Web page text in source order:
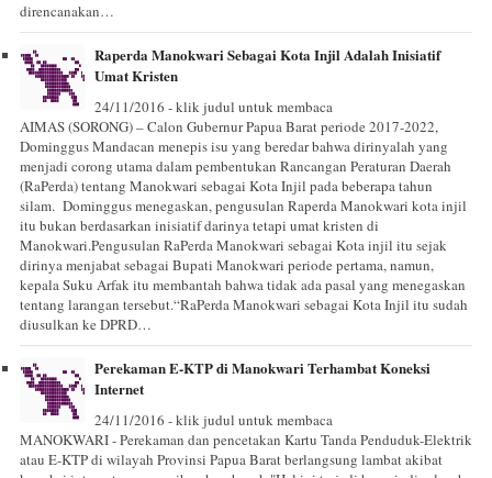
direncanakan…
Raperda Manokwari Sebagai Kota Injil Adalah Inisiatif
Umat Kristen
24/11/2016 - klik judul untuk membaca
AIMAS (SORONG) – Calon Gubernur Papua Barat periode 2017-2022,
Dominggus Mandacan menepis isu yang beredar bahwa dirinyalah yang
menjadi corong utama dalam pembentukan Rancangan Peraturan Daerah
(RaPerda) tentang Manokwari sebagai Kota Injil pada beberapa tahun
silam. Dominggus menegaskan, pengusulan Raperda Manokwari kota injil
itu bukan berdasarkan inisiatif darinya tetapi umat kristen di
Manokwari.Pengusulan RaPerda Manokwari sebagai Kota injil itu sejak
dirinya menjabat sebagai Bupati Manokwari periode pertama, namun,
kepala Suku Arfak itu membantah bahwa tidak ada pasal yang menegaskan
tentang larangan tersebut.“RaPerda Manokwari sebagai Kota Injil itu sudah
diusulkan ke DPRD…
Perekaman E-KTP di Manokwari Terhambat Koneksi
Internet
24/11/2016 - klik judul untuk membaca
MANOKWARI - Perekaman dan pencetakan Kartu Tanda Penduduk-Elektrik
atau E-KTP di wilayah Provinsi Papua Barat berlangsung lambat akibat